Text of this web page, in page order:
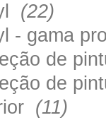
(22)
- gama
de
de
(11)